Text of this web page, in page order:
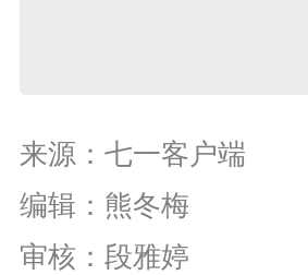
来源：七一客户端
编辑：熊冬梅
审核：段雅婷